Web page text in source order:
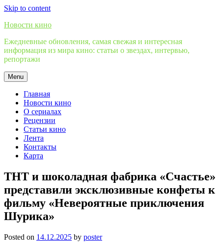
Skip to content
Новости кино
Ежедневные обновления, самая свежая и интересная
информация из мира кино: статьи о звездах, интервью,
репортажи
Menu
Главная
Новости кино
О сериалах
Рецензии
Статьи кино
Лента
Контакты
Карта
ТНТ и шоколадная фабрика «Счастье»
представили эксклюзивные конфеты к
фильму «Невероятные приключения
Шурика»
Posted on 14.12.2025 by poster